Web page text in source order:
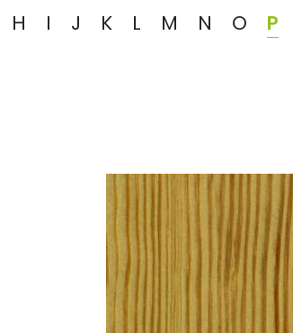
H I J K L M N O P